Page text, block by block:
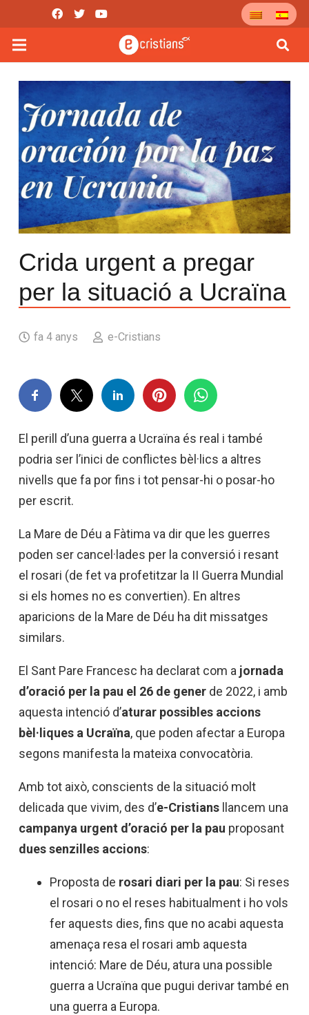
Crida urgent a pregar
per la situació a Ucraïna
fa 4 anys e-Cristians
El perill d’una guerra a Ucraïna és real i també
podria ser l’inici de conflictes bèl·lics a altres
nivells que fa por fins i tot pensar-hi o posar-ho
per escrit.
La Mare de Déu a Fàtima va dir que les guerres
poden ser cancel·lades per la conversió i resant
el rosari (de fet va profetitzar la II Guerra Mundial
si els homes no es convertien). En altres
aparicions de la Mare de Déu ha dit missatges
similars.
El Sant Pare Francesc ha declarat com a jornada
d’oració per la pau el 26 de gener de 2022, i amb
aquesta intenció d’aturar possibles accions
bèl·liques a Ucraïna, que poden afectar a Europa
segons manifesta la mateixa convocatòria.
Amb tot això, conscients de la situació molt
delicada que vivim, des d’e-Cristians llancem una
campanya urgent d’oració per la pau proposant
dues senzilles accions:
Proposta de rosari diari per la pau: Si reses
el rosari o no el reses habitualment i ho vols
fer aquests dies, fins que no acabi aquesta
amenaça resa el rosari amb aquesta
intenció: Mare de Déu, atura una possible
guerra a Ucraïna que pugui derivar també en
una guerra a Europa.